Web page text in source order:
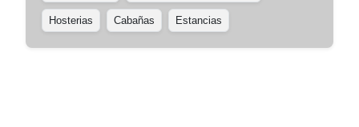
Hosterias Cabañas Estancias